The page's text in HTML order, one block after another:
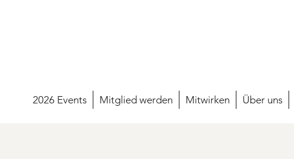
2026 Events Mitglied werden Mitwirken Über uns